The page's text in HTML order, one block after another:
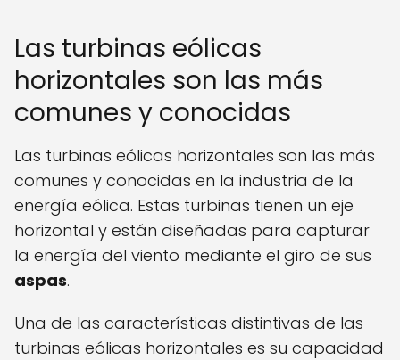
Las turbinas eólicas
horizontales son las más
comunes y conocidas
Las turbinas eólicas horizontales son las más
comunes y conocidas en la industria de la
energía eólica. Estas turbinas tienen un eje
horizontal y están diseñadas para capturar
la energía del viento mediante el giro de sus
aspas.
Una de las características distintivas de las
turbinas eólicas horizontales es su capacidad